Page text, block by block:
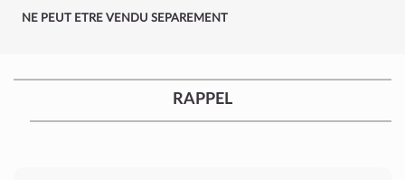
NE PEUT ETRE VENDU SEPAREMENT
RAPPEL